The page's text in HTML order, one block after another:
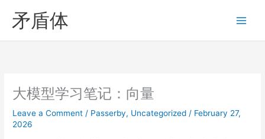
content
矛盾体
大模型学习笔记：向量
Leave a Comment / Passerby, Uncategorized / February 27,
2026